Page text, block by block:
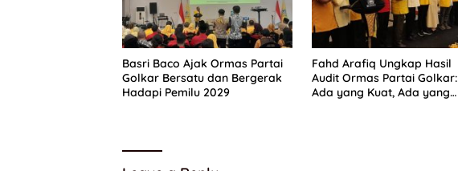
Basri Baco Ajak Ormas Partai
Golkar Bersatu dan Bergerak
Hadapi Pemilu 2029
Fahd Arafiq Ungkap Hasil
Audit Ormas Partai Golkar:
Ada yang Kuat, Ada yang